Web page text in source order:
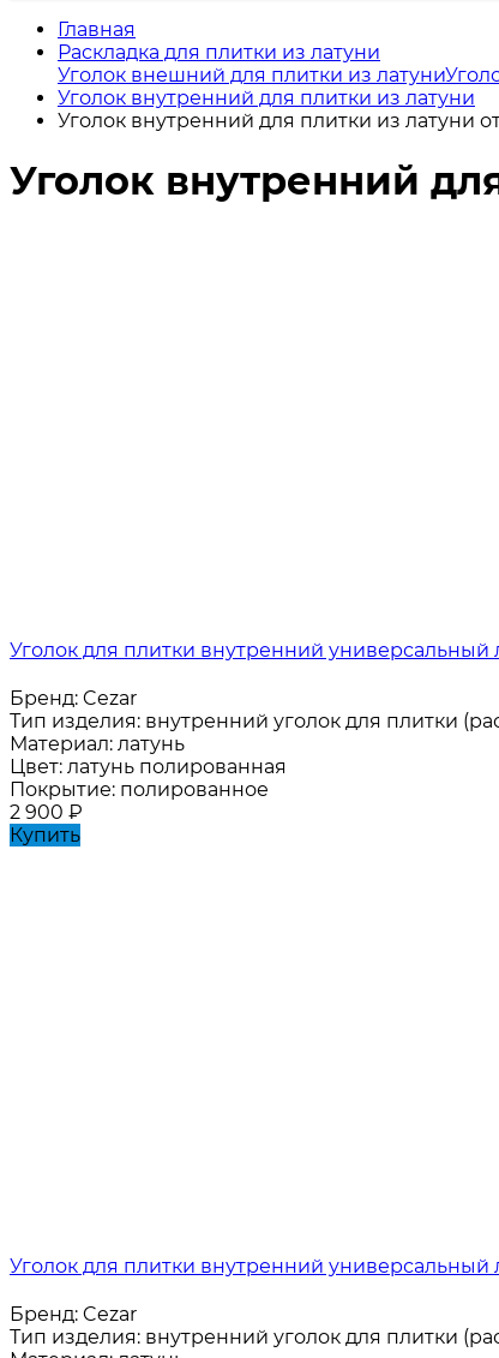
Главная
Раскладка для плитки из латуни
Уголок внешний для плитки из латуни
Уголок внутренний для плитки из латуни
Уголок внутренний для плитки из латуни
Уголок внутренний
Уголок для плитки внутренний универсальный
Бренд: Cezar
Тип изделия: внутренний уголок для плитки
Материал: латунь
Цвет: латунь полированная
Покрытие: полированное
2 900 ₽
Купить
Уголок для плитки внутренний универсальный
Бренд: Cezar
Тип изделия: внутренний уголок для плитки